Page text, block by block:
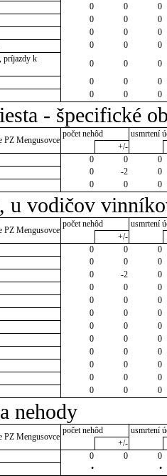
0 0
0
0 0
0
0 0
0
0 0
0
príjazdy k
0 0
0
0 0
0
0 0 0
- špecifické
PZ Mengusovce
počet nehôd
usmrtení
+/-
0 0
0
0 -2
0
0 0 0
u vodičov
PZ Mengusovce
počet nehôd
usmrtení
+/-
0 0
0
0 0
0
0 -2
0
0 0
0
0 0
0
0 0
0
0 0
0
0 0
0
0 0
0
0 0
0
0 0
0
0 0 0
nehody
PZ Mengusovce
počet nehôd
usmrtení
+/-
0 0
0
• •